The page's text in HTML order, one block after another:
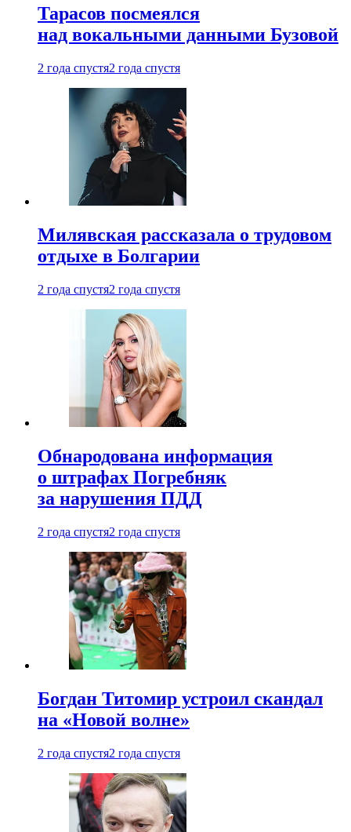
Тарасов посмеялся
над вокальными данными Бузовой
2 года спустя2 года спустя
Милявская рассказала о трудовом
отдыхе в Болгарии
2 года спустя2 года спустя
Обнародована информация
о штрафах Погребняк
за нарушения ПДД
2 года спустя2 года спустя
Богдан Титомир устроил скандал
на «Новой волне»
2 года спустя2 года спустя